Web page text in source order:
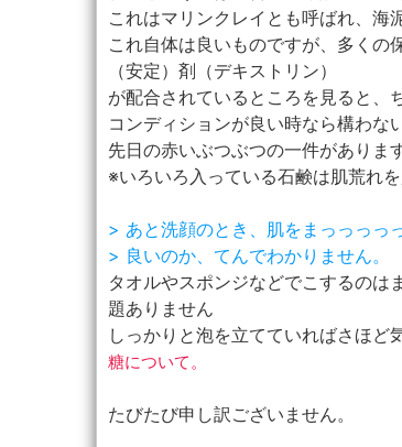
これはマリンクレイとも呼ばれ、海
これ自体は良いものですが、多くの
（安定）剤（デキストリン）
が配合されているところを見ると、
コンディションが良い時なら構わな
先日の赤いぶつぶつの一件がありま
※いろいろ入っている石鹸は肌荒れ
> あと洗顔のとき、肌をまっっっっ
> 良いのか、てんでわかりません。
タオルやスポンジなどでこするのは
題ありません
しっかりと泡を立てていればさほ
糖について。
たびたび申し訳ございません。